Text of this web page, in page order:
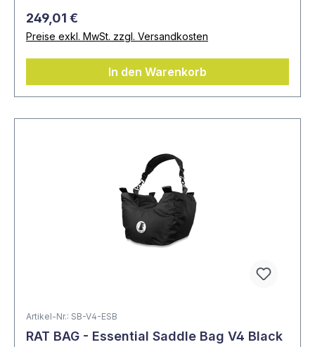
249,01 €
Preise exkl. MwSt. zzgl. Versandkosten
In den Warenkorb
Artikel-Nr.: SB-V4-ESB
RAT BAG - Essential Saddle Bag V4 Black